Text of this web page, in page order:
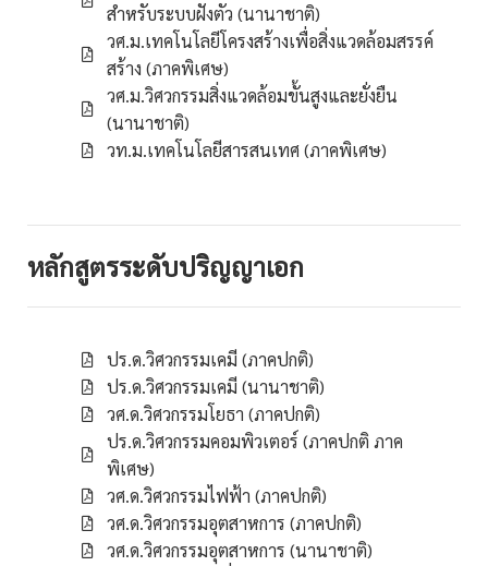
สำหรับระบบฝังตัว (นานาชาติ)
วศ.ม.เทคโนโลยีโครงสร้างเพื่อสิ่งแวดล้อมสรรค์
สร้าง (ภาคพิเศษ)
วศ.ม.วิศวกรรมสิ่งแวดล้อมขั้นสูงและยั่งยืน
(นานาชาติ)
วท.ม.เทคโนโลยีสารสนเทศ (ภาคพิเศษ)
หลักสูตรระดับปริญญาเอก
ปร.ด.วิศวกรรมเคมี (ภาคปกติ)
ปร.ด.วิศวกรรมเคมี (นานาชาติ)
วศ.ด.วิศวกรรมโยธา (ภาคปกติ)
ปร.ด.วิศวกรรมคอมพิวเตอร์ (ภาคปกติ ภาค
พิเศษ)
วศ.ด.วิศวกรรมไฟฟ้า (ภาคปกติ)
วศ.ด.วิศวกรรมอุตสาหการ (ภาคปกติ)
วศ.ด.วิศวกรรมอุตสาหการ (นานาชาติ)